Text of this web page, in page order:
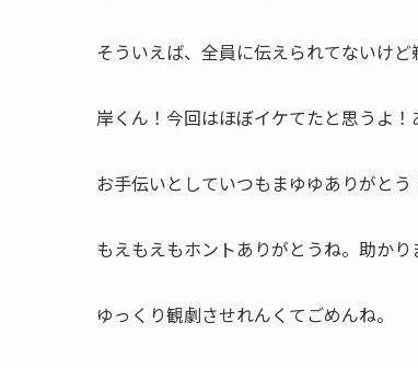
そういえば、全員に伝えられてないけ
岸くん！今回はほぼイケてたと思うよ！
お手伝いとしていつもまゆゆありがとう
もえもえもホントありがとうね。助かり
ゆっくり観劇させれんくてごめんね。